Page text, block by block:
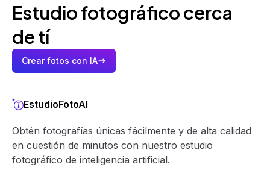
Estudio fotográfico cerca
de tí
Crear fotos con IA
EstudioFotoAI
Obtén fotografías únicas fácilmente y de alta calidad
en cuestión de minutos con nuestro estudio
fotográfico de inteligencia artificial.